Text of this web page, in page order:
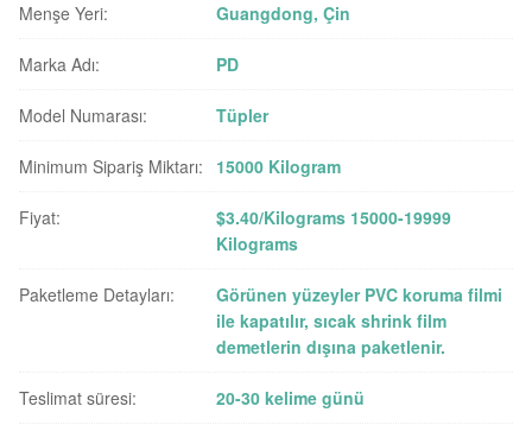
Menşe Yeri: Guangdong, Çin
Marka Adı: PD
Model Numarası: Tüpler
Minimum Sipariş Miktarı: 15000 Kilogram
Fiyat:
$3.40/Kilograms 15000-19999
Kilograms
Paketleme Detayları:
Görünen yüzeyler PVC koruma filmi
ile kapatılır, sıcak shrink film
demetlerin dışına paketlenir.
Teslimat süresi: 20-30 kelime günü